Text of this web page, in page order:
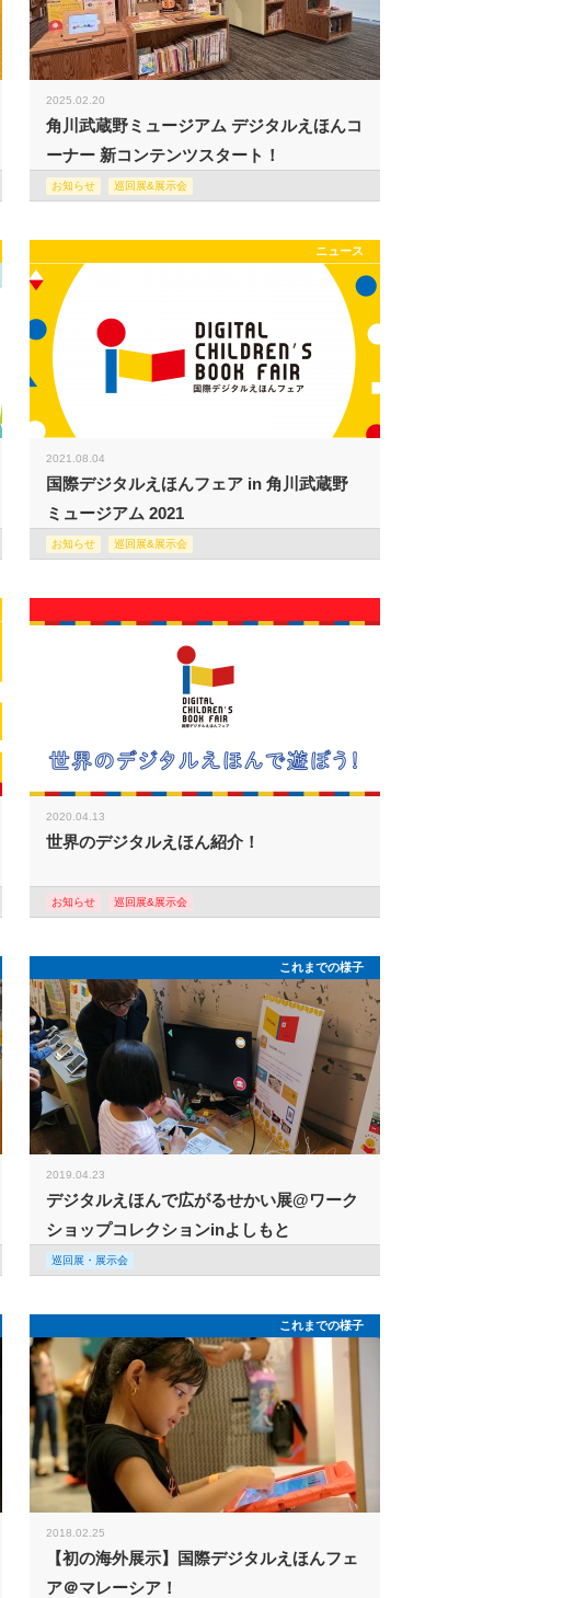
2025.02.20
角川武蔵野ミュージアム デジタルえほんコ
ーナー 新コンテンツスタート！
お知らせ 巡回展&展示会
ニュース
2021.08.04
国際デジタルえほんフェア in 角川武蔵野
ミュージアム 2021
お知らせ 巡回展&展示会
2020.04.13
世界のデジタルえほん紹介！
お知らせ 巡回展&展示会
これまでの様子
2019.04.23
デジタルえほんで広がるせかい展@ワーク
ショップコレクションinよしもと
巡回展・展示会
これまでの様子
2018.02.25
【初の海外展示】国際デジタルえほんフェ
ア＠マレーシア！